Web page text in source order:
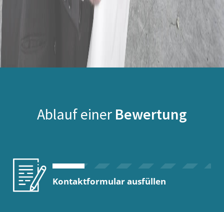
Ablauf einer Bewertung
Kontaktformular ausfüllen